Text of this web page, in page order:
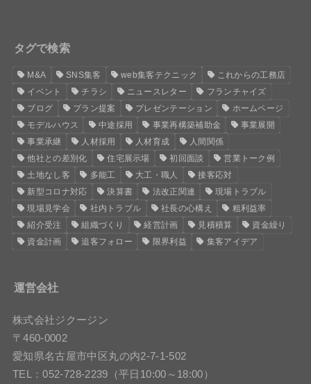
タグで検索
M&A SNS集客 web集客テクニック
これからの工務店
イベント
チラシ ニュースレター
フランチャイズ
ブログ
プラン提案 プレゼンテーション
ホームページ
モデルハウス
中途採用 事業再構築補助金
事業展開
事業承継
人材採用 人材育成
人間関係
他社との差別化
住宅展示場 初回面談
営業トーク例
土地なし客
多能工 大工・職人
接客応対
新型コロナ対応
決算書 法改正関連
現場トラブル
現場見学会
社内トラブル 社長の心構え
粗利益率
紹介受注
組織づくり 経営計画 見積積算
資金繰り
資金計画
追客フォロー 限界利益 集客アイデア
運営会社
株式会社ジクージン
〒460-0002
愛知県名古屋市中区丸の内2-7-1-502
TEL：052-728-2239（平日10:00～18:00）